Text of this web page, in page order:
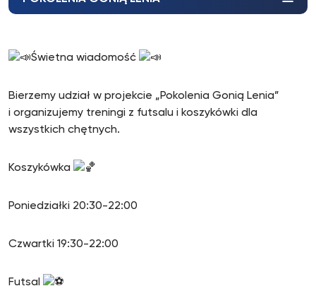
Świetna wiadomość
Bierzemy udział w projekcie „Pokolenia Gonią Lenia”
i organizujemy treningi z futsalu i koszykówki dla
wszystkich chętnych.
Koszykówka
Poniedziałki 20:30-22:00
Czwartki 19:30-22:00
Futsal